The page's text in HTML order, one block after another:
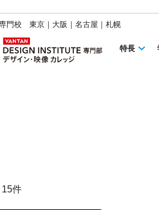
門校 東京｜大阪｜名古屋｜札幌
特長
15件